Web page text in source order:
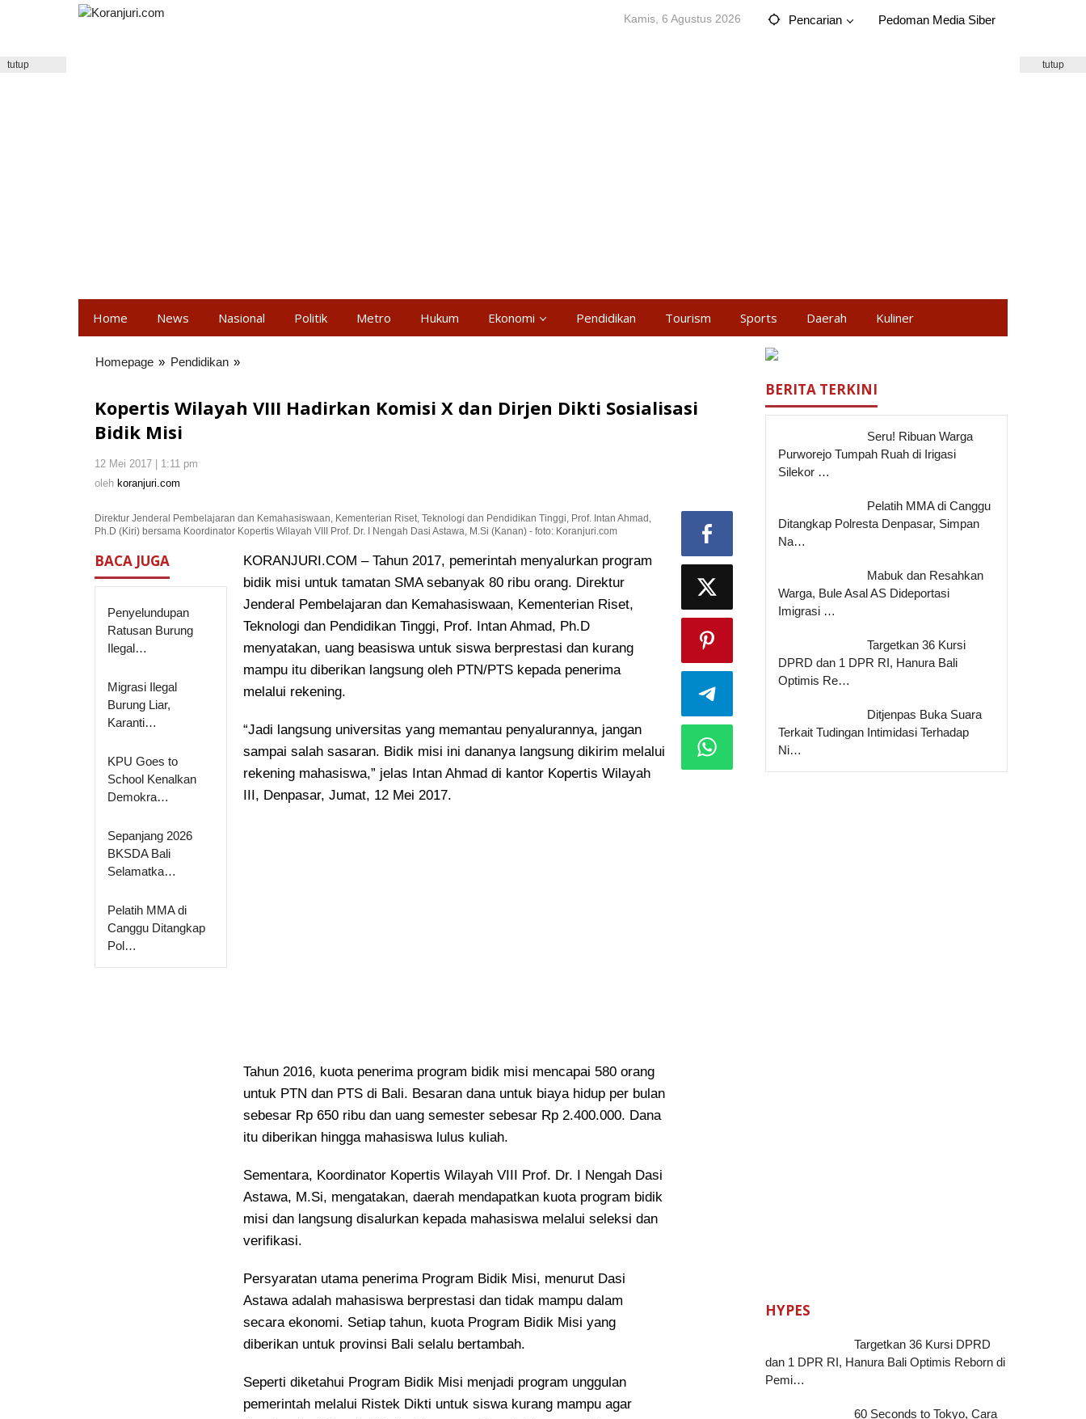
Kamis, 6 Agustus 2026 Pencarian Pedoman Media Siber
Home News Nasional Politik Metro Hukum Ekonomi Pendidikan Tourism Sports Daerah Kuliner
tutup tutup
Homepage » Pendidikan »
Hadirkan
Sosialisasi
Bidik
Misi
Kopertis Wilayah VIII Hadirkan Komisi X dan Dirjen Dikti Sosialisasi
Bidik Misi
12 Mei 2017 | 1:11 pm
oleh koranjuri.com
Direktur Jenderal Pembelajaran dan Kemahasiswaan, Kementerian Riset, Teknologi dan Pendidikan Tinggi, Prof. Intan Ahmad,
Ph.D (Kiri) bersama Koordinator Kopertis Wilayah VIII Prof. Dr. I Nengah Dasi Astawa, M.Si (Kanan) - foto: Koranjuri.com
BACA JUGA
Penyelundupan
Ratusan Burung
Ilegal…
Migrasi Ilegal
Burung Liar,
Karanti…
KPU Goes to
School Kenalkan
Demokra…
Sepanjang 2026
BKSDA Bali
Selamatka…
Pelatih MMA di
Canggu Ditangkap
Pol…
KORANJURI.COM – Tahun 2017, pemerintah menyalurkan program
bidik misi untuk tamatan SMA sebanyak 80 ribu orang. Direktur
Jenderal Pembelajaran dan Kemahasiswaan, Kementerian Riset,
Teknologi dan Pendidikan Tinggi, Prof. Intan Ahmad, Ph.D
menyatakan, uang beasiswa untuk siswa berprestasi dan kurang
mampu itu diberikan langsung oleh PTN/PTS kepada penerima
melalui rekening.
“Jadi langsung universitas yang memantau penyalurannya, jangan
sampai salah sasaran. Bidik misi ini dananya langsung dikirim melalui
rekening mahasiswa,” jelas Intan Ahmad di kantor Kopertis Wilayah
III, Denpasar, Jumat, 12 Mei 2017.
Tahun 2016, kuota penerima program bidik misi mencapai 580 orang
untuk PTN dan PTS di Bali. Besaran dana untuk biaya hidup per bulan
sebesar Rp 650 ribu dan uang semester sebesar Rp 2.400.000. Dana
itu diberikan hingga mahasiswa lulus kuliah.
Sementara, Koordinator Kopertis Wilayah VIII Prof. Dr. I Nengah Dasi
Astawa, M.Si, mengatakan, daerah mendapatkan kuota program bidik
misi dan langsung disalurkan kepada mahasiswa melalui seleksi dan
verifikasi.
Persyaratan utama penerima Program Bidik Misi, menurut Dasi
Astawa adalah mahasiswa berprestasi dan tidak mampu dalam
secara ekonomi. Setiap tahun, kuota Program Bidik Misi yang
diberikan untuk provinsi Bali selalu bertambah.
Seperti diketahui Program Bidik Misi menjadi program unggulan
pemerintah melalui Ristek Dikti untuk siswa kurang mampu agar
BERITA TERKINI
Seru! Ribuan Warga
Purworejo Tumpah Ruah di Irigasi
Silekor …
Pelatih MMA di Canggu
Ditangkap Polresta Denpasar, Simpan
Na…
Mabuk dan Resahkan
Warga, Bule Asal AS Dideportasi
Imigrasi …
Targetkan 36 Kursi
DPRD dan 1 DPR RI, Hanura Bali
Optimis Re…
Ditjenpas Buka Suara
Terkait Tudingan Intimidasi Terhadap
Ni…
HYPES
Targetkan 36 Kursi DPRD
dan 1 DPR RI, Hanura Bali Optimis Reborn di
Pemi…
60 Seconds to Tokyo, Cara